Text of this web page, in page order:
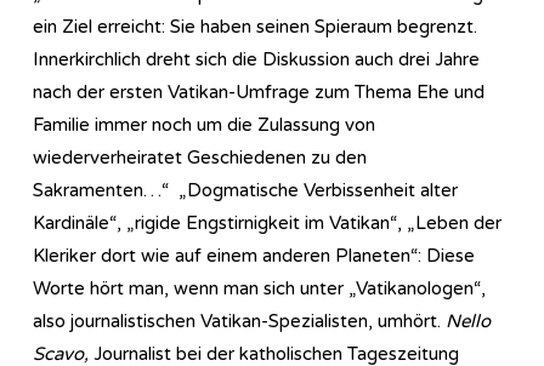
ein Ziel erreicht: Sie haben seinen Spieraum begrenzt.
Innerkirchlich dreht sich die Diskussion auch drei Jahre
nach der ersten Vatikan-Umfrage zum Thema Ehe und
Familie immer noch um die Zulassung von
wiederverheiratet Geschiedenen zu den
Sakramenten…“ „Dogmatische Verbissenheit alter
Kardinäle“, „rigide Engstirnigkeit im Vatikan“, „Leben der
Kleriker dort wie auf einem anderen Planeten“: Diese
Worte hört man, wenn man sich unter „Vatikanologen“,
also journalistischen Vatikan-Spezialisten, umhört. Nello
Scavo, Journalist bei der katholischen Tageszeitung